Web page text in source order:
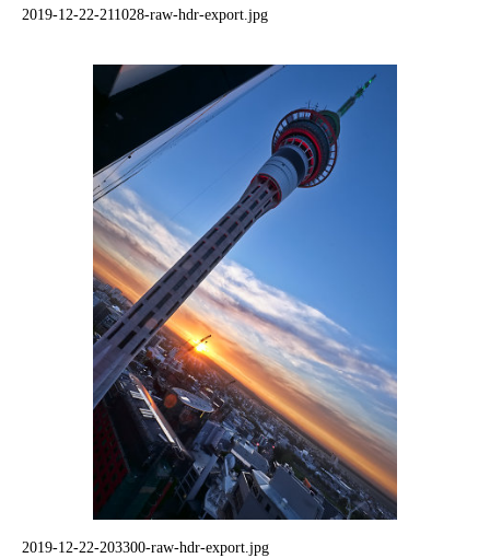
2019-12-22-211028-raw-hdr-export.jpg
2019-12-22-203300-raw-hdr-export.jpg